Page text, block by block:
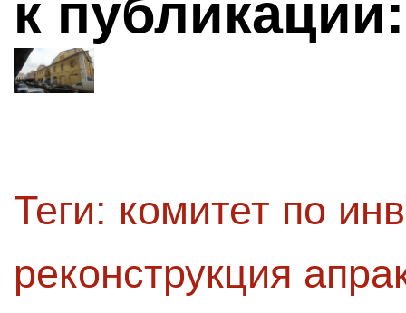
к публикации:
Теги: комитет по
реконструкция